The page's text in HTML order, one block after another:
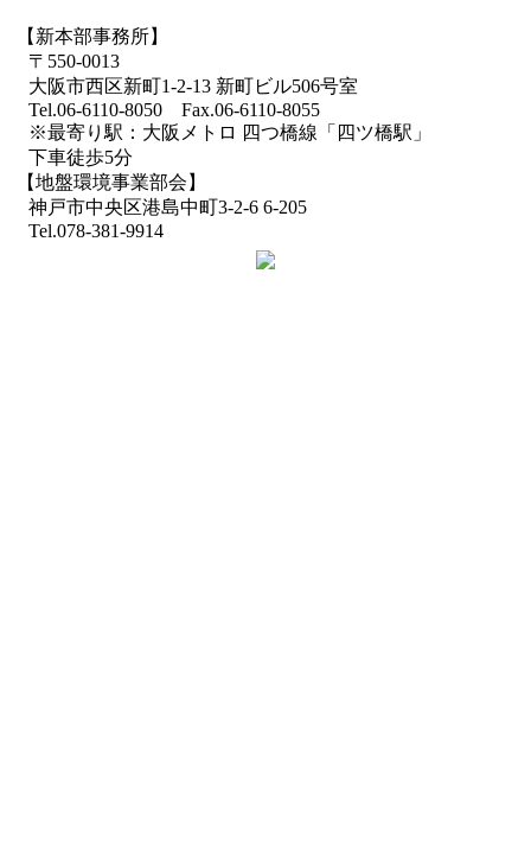
【新本部事務所】
〒550-0013
大阪市西区新町1-2-13 新町ビル506号室
Tel.06-6110-8050 Fax.06-6110-8055
※最寄り駅：大阪メトロ 四つ橋線「四ツ橋駅」
下車徒歩5分
【地盤環境事業部会】
神戸市中央区港島中町3-2-6 6-205
Tel.078-381-9914